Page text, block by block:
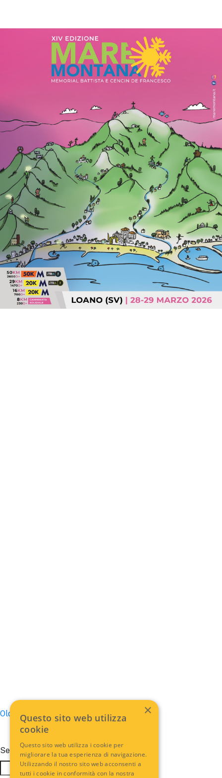
Posts
navigation
Older posts
Search
Search
×
Questo sito web utilizza
cookie
Questo sito web utilizza i cookie per
migliorare la tua esperienza di navigazione.
Utilizzando il nostro sito web acconsenti a
tutti i cookie in conformità con la nostra